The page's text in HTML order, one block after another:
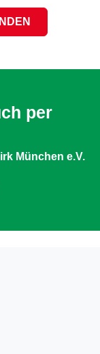
per
München e.V.